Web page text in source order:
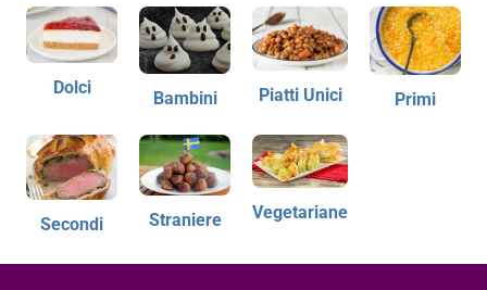
Dolci
Bambini Piatti Unici Primi
Secondi Straniere Vegetariane